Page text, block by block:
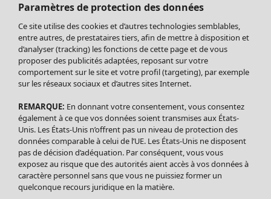
Nouveautés
Bonnes affairesOuvrir le menu Bonnes affaires
Paramètres de protection des données
Ce site utilise des cookies et d’autres technologies semblables,
entre autres, de prestataires tiers, afin de mettre à disposition et
d’analyser (tracking) les fonctions de cette page et de vous
proposer des publicités adaptées, reposant sur votre
comportement sur le site et votre profil (targeting), par exemple
sur les réseaux sociaux et d’autres sites Internet.
REMARQUE: En donnant votre consentement, vous consentez
également à ce que vos données soient transmises aux États-
Unis. Les États-Unis n’offrent pas un niveau de protection des
données comparable à celui de l’UE. Les États-Unis ne disposent
pas de décision d’adéquation. Par conséquent, vous vous
exposez au risque que des autorités aient accès à vos données à
caractère personnel sans que vous ne puissiez former un
quelconque recours juridique en la matière.